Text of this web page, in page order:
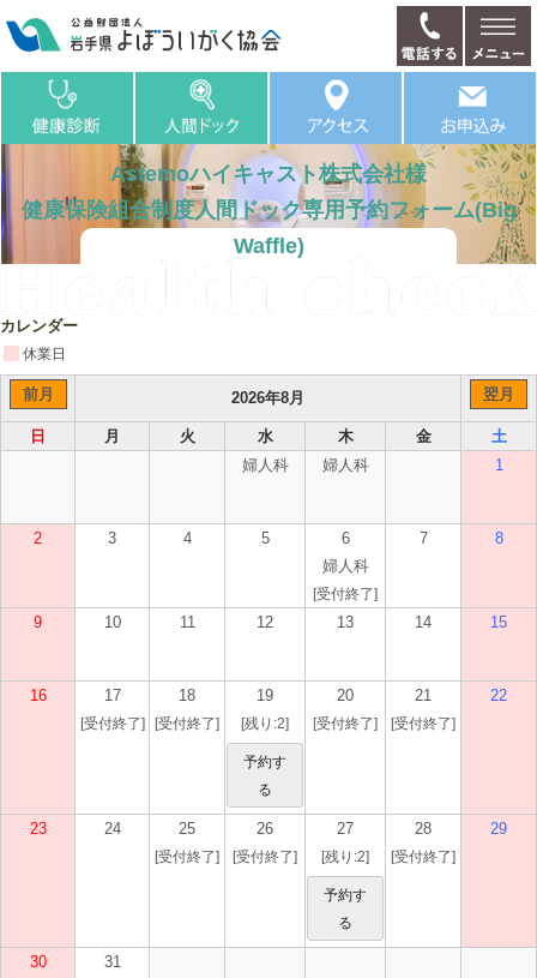
Astemoハイキャスト株式会社様
健康保険組合制度人間ドック専用予約フォーム(Big
Waffle)
カレンダー
休業日
前月 2026年8月 翌月
日 月 火 水 木 金
土
婦人科
婦人科 1
2 3 4 5
6
婦人科
[受付終了]
7 8
9 10 11 12 13 14 15
16 17
[受付終了]
18
[受付終了]
19
[残り:2]
予約す
る
20
[受付終了]
21
[受付終了]
22
23 24 25
[受付終了]
26
[受付終了]
27
[残り:2]
予約す
る
28
[受付終了]
29
30 31